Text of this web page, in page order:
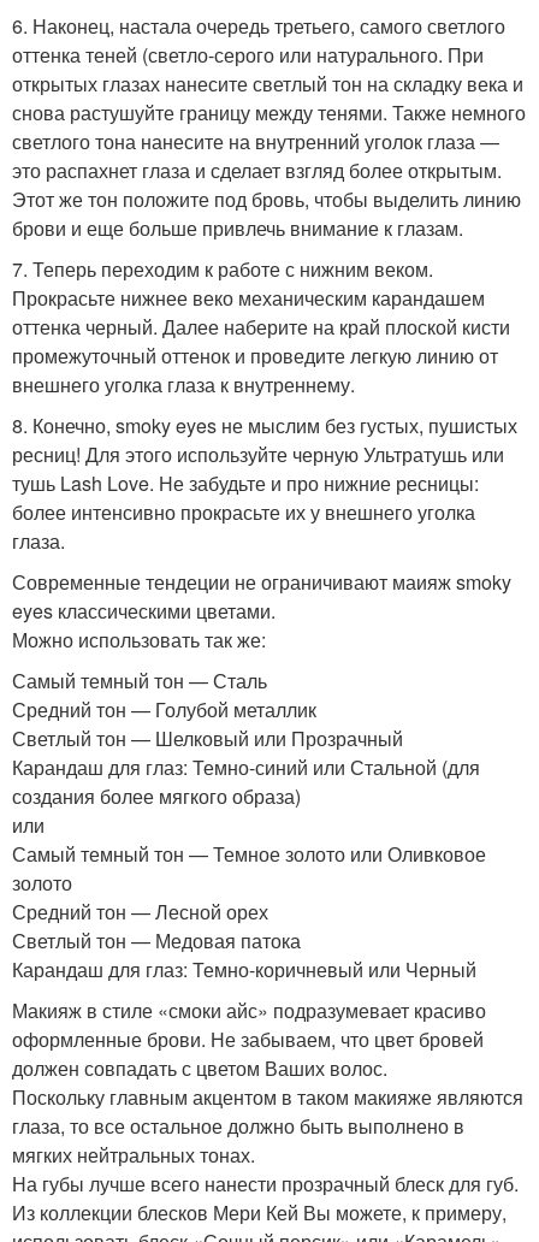
6. Наконец, настала очередь третьего, самого светлого
оттенка теней (светло-серого или натурального. При
открытых глазах нанесите светлый тон на складку века и
снова растушуйте границу между тенями. Также немного
светлого тона нанесите на внутренний уголок глаза —
это распахнет глаза и сделает взгляд более открытым.
Этот же тон положите под бровь, чтобы выделить линию
брови и еще больше привлечь внимание к глазам.
7. Теперь переходим к работе с нижним веком.
Прокрасьте нижнее веко механическим карандашем
оттенка черный. Далее наберите на край плоской кисти
промежуточный оттенок и проведите легкую линию от
внешнего уголка глаза к внутреннему.
8. Конечно, smoky eyes не мыслим без густых, пушистых
ресниц! Для этого используйте черную Ультратушь или
тушь Lash Love. Не забудьте и про нижние ресницы:
более интенсивно прокрасьте их у внешнего уголка
глаза.
Современные тендеции не ограничивают маияж smoky
eyes классическими цветами.
Можно использовать так же:
Самый темный тон — Сталь
Средний тон — Голубой металлик
Светлый тон — Шелковый или Прозрачный
Карандаш для глаз: Темно-синий или Стальной (для
создания более мягкого образа)
или
Самый темный тон — Темное золото или Оливковое
золото
Средний тон — Лесной орех
Светлый тон — Медовая патока
Карандаш для глаз: Темно-коричневый или Черный
Макияж в стиле «смоки айс» подразумевает красиво
оформленные брови. Не забываем, что цвет бровей
должен совпадать с цветом Ваших волос.
Поскольку главным акцентом в таком макияже являются
глаза, то все остальное должно быть выполнено в
мягких нейтральных тонах.
На губы лучше всего нанести прозрачный блеск для губ.
Из коллекции блесков Мери Кей Вы можете, к примеру,